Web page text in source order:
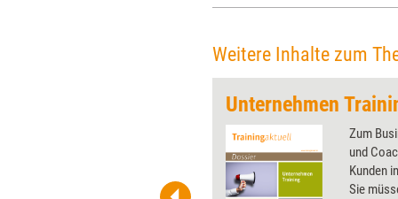
Weitere Inhalte zum
Unternehmen
Zum
und
Kunden
Sie